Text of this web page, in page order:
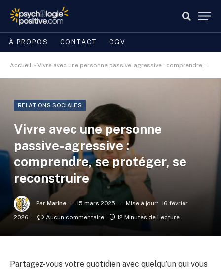
À PROPOS CONTACT CGV
Accueil » Vivre avec une personne passive-agressive : comprendre, se protéger, se reconstruire
RELATIONS SOCIALES
Vivre avec une personne
passive-agressive :
comprendre, se protéger, se
reconstruire
Par Marine 15 mars 2025 Mise à jour: 16 février
2026
Aucun commentaire 12 Minutes de Lecture
Partagez-vous votre quotidien avec quelqu’un qui vous